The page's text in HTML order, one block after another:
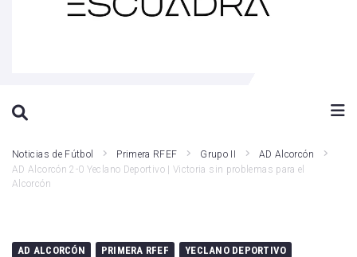
Noticias de Fútbol Primera RFEF Grupo II
AD Alcorcón
AD Alcorcón 2-0 Yeclano Deportivo | Victoria sin problemas para el
Alcorcón
AD ALCORCÓN PRIMERA RFEF YECLANO DEPORTIVO